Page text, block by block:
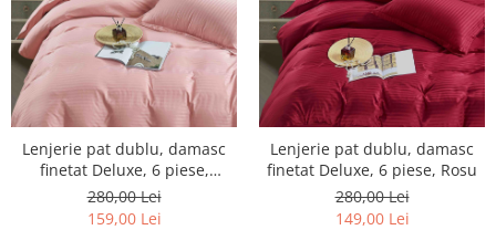
Lenjerie pat dublu, damasc
finetat Deluxe, 6 piese,
cearceaf pat cu elastic, Roz
Deschis
280,00 Lei
159,00 Lei
Lenjerie pat dublu, damasc
finetat Deluxe, 6 piese, Rosu
280,00 Lei
149,00 Lei